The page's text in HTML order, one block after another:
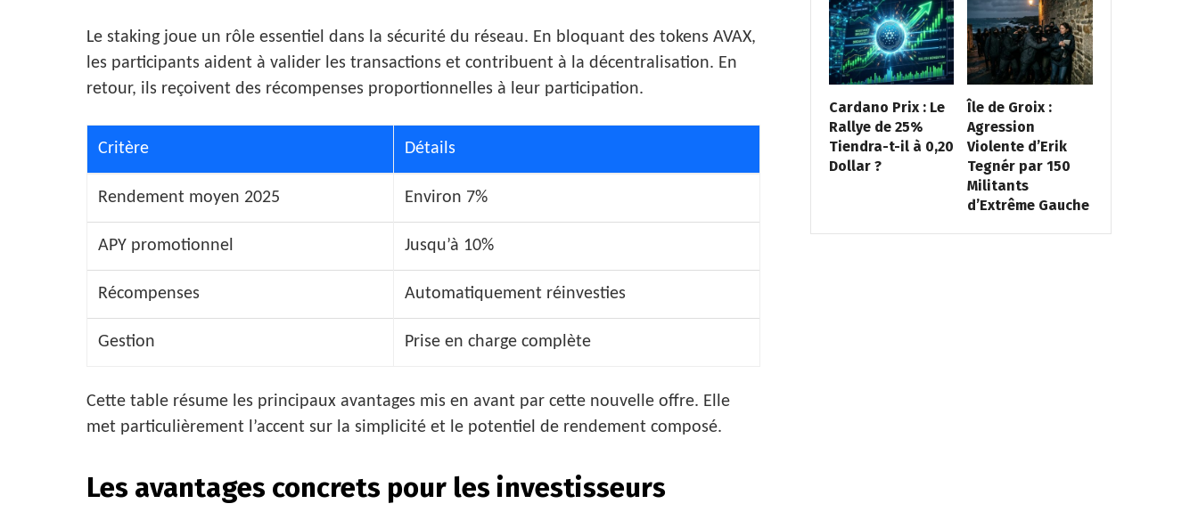
Le staking joue un rôle essentiel dans la sécurité du réseau. En bloquant des tokens AVAX,
les participants aident à valider les transactions et contribuent à la décentralisation. En
retour, ils reçoivent des récompenses proportionnelles à leur participation.
Critère Détails
Rendement moyen 2025 Environ 7%
APY promotionnel Jusqu’à 10%
Récompenses Automatiquement réinvesties
Gestion Prise en charge complète
Cette table résume les principaux avantages mis en avant par cette nouvelle offre. Elle
met particulièrement l’accent sur la simplicité et le potentiel de rendement composé.
Les avantages concrets pour les investisseurs
Cardano Prix : Le
Rallye de 25%
Tiendra-t-il à 0,20
Dollar ?
Île de Groix :
Agression
Violente d’Erik
Tegnér par 150
Militants
d’Extrême Gauche